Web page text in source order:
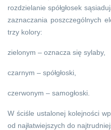
rozdzielanie spółgłosek
zaznaczania poszczególnych
trzy kolory:
zielonym – oznacza się sylaby,
czarnym – spółgłoski,
czerwonym – samogłoski.
W ściśle ustalonej kolejności
od najłatwiejszych do